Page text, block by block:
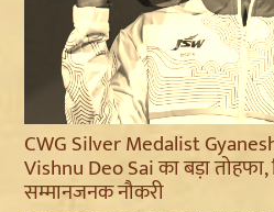
CWG Silver Medalist
Vishnu Deo Sai का बड़ा
सम्मानजनक नौकरी